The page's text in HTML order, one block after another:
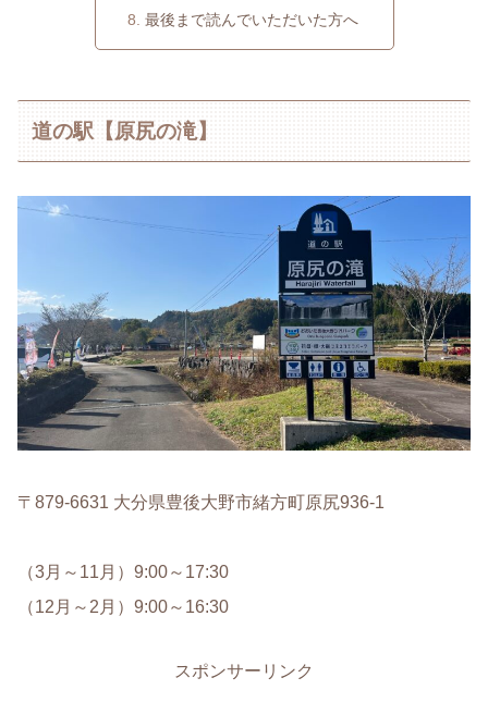
最後まで読んでいただいた方へ
道の駅【原尻の滝】
〒879-6631 大分県豊後大野市緒方町原尻936-1
（3月～11月）9:00～17:30
（12月～2月）9:00～16:30
スポンサーリンク